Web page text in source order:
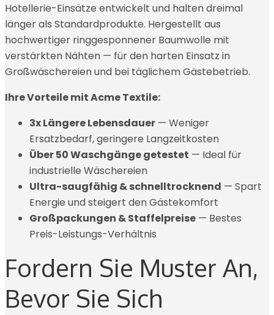
Hotellerie-Einsätze entwickelt und halten dreimal
länger als Standardprodukte. Hergestellt aus
hochwertiger ringgesponnener Baumwolle mit
verstärkten Nähten — für den harten Einsatz in
Großwäschereien und bei täglichem Gästebetrieb.
Ihre Vorteile mit Acme Textile:
3x Längere Lebensdauer — Weniger
Ersatzbedarf, geringere Langzeitkosten
Über 50 Waschgänge getestet — Ideal für
industrielle Wäschereien
Ultra-saugfähig & schnelltrocknend — Spart
Energie und steigert den Gästekomfort
Großpackungen & Staffelpreise — Bestes
Preis-Leistungs-Verhältnis
Fordern Sie Muster An,
Bevor Sie Sich